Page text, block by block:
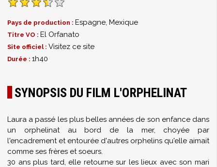
Pays de production : Espagne, Mexique
Titre VO : El Orfanato
Site officiel : Visitez ce site
Durée : 1h40
SYNOPSIS DU FILM L'ORPHELINAT
Laura a passé les plus belles années de son enfance dans
un orphelinat au bord de la mer, choyée par
l'encadrement et entourée d'autres orphelins qu'elle aimait
comme ses frères et soeurs.
30 ans plus tard, elle retourne sur les lieux avec son mari